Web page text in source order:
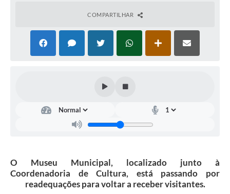
COMPARTILHAR
O Museu Municipal, localizado junto à
Coordenadoria de Cultura, está passando por
readequações para voltar a receber visitantes.